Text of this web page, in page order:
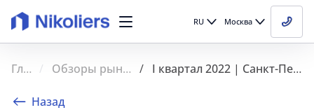
RU Москва
Главная Обзоры рынка недвижимости I квартал 2022 | Санкт-Петербург | Жилая недвижимость
Назад